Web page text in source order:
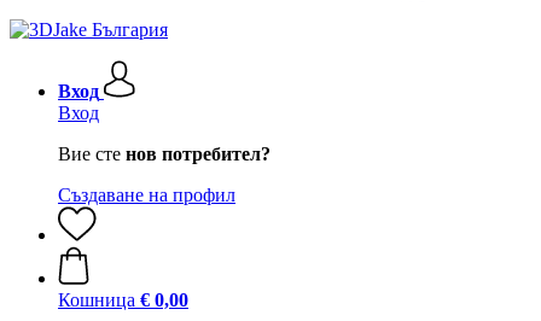
Вход
Вход
Вие сте нов потребител?
Създаване на профил
Кошница € 0,00